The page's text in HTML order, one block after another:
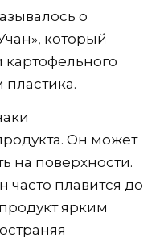
о
который
картофельного
Он может
на поверхности.
плавится до
ярким